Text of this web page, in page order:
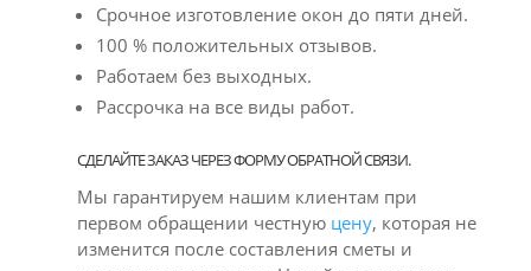
Срочное изготовление окон до пяти дней.
100 % положительных отзывов.
Работаем без выходных.
Рассрочка на все виды работ.
СДЕЛАЙТЕ ЗАКАЗ ЧЕРЕЗ ФОРМУ ОБРАТНОЙ СВЯЗИ.
Мы гарантируем нашим клиентам при
первом обращении честную цену, которая не
изменится после составления сметы и